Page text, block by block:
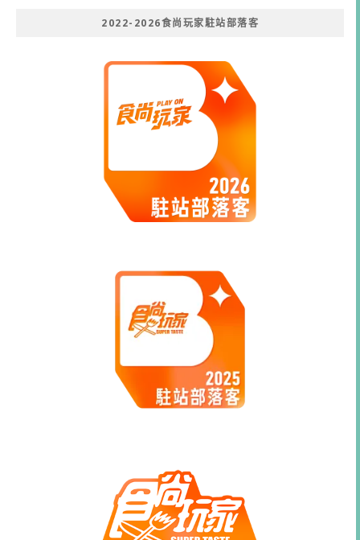
2022-2026食尚玩家駐站部落客